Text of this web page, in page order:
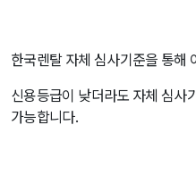
한국렌탈 자체 심사기준을 통해
신용등급이 낮더라도 자체 심사
가능합니다.